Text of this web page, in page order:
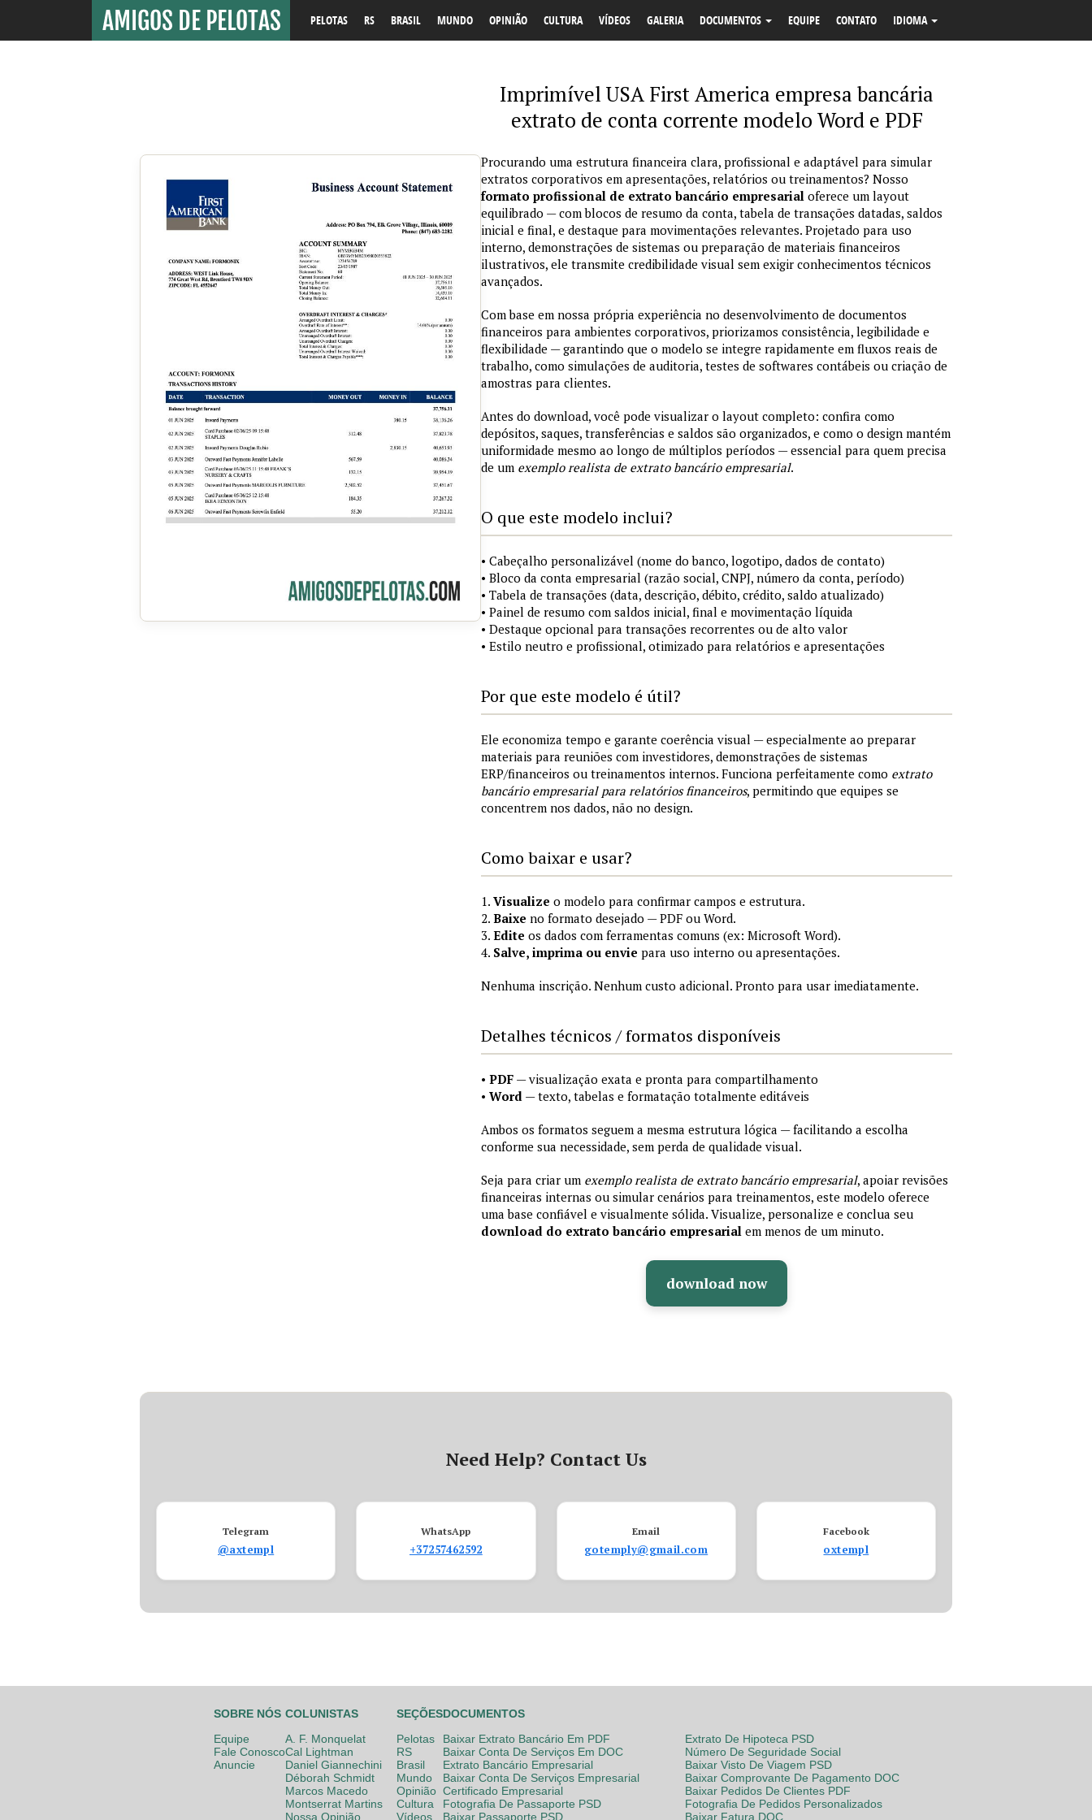
PELOTAS RS BRASIL MUNDO OPINIÃO CULTURA VÍDEOS GALERIA DOCUMENTOS EQUIPE CONTATO IDIOMA
Imprimível USA First America empresa bancária
extrato de conta corrente modelo Word e PDF
Procurando uma estrutura financeira clara, profissional e adaptável para simular
extratos corporativos em apresentações, relatórios ou treinamentos? Nosso
formato profissional de extrato bancário empresarial oferece um layout
equilibrado — com blocos de resumo da conta, tabela de transações datadas, saldos
inicial e final, e destaque para movimentações relevantes. Projetado para uso
interno, demonstrações de sistemas ou preparação de materiais financeiros
ilustrativos, ele transmite credibilidade visual sem exigir conhecimentos técnicos
avançados.
Com base em nossa própria experiência no desenvolvimento de documentos
financeiros para ambientes corporativos, priorizamos consistência, legibilidade e
flexibilidade — garantindo que o modelo se integre rapidamente em fluxos reais de
trabalho, como simulações de auditoria, testes de softwares contábeis ou criação de
amostras para clientes.
Antes do download, você pode visualizar o layout completo: confira como
depósitos, saques, transferências e saldos são organizados, e como o design mantém
uniformidade mesmo ao longo de múltiplos períodos — essencial para quem precisa
de um exemplo realista de extrato bancário empresarial.
O que este modelo inclui?
• Cabeçalho personalizável (nome do banco, logotipo, dados de contato)
• Bloco da conta empresarial (razão social, CNPJ, número da conta, período)
• Tabela de transações (data, descrição, débito, crédito, saldo atualizado)
• Painel de resumo com saldos inicial, final e movimentação líquida
• Destaque opcional para transações recorrentes ou de alto valor
• Estilo neutro e profissional, otimizado para relatórios e apresentações
Por que este modelo é útil?
Ele economiza tempo e garante coerência visual — especialmente ao preparar
materiais para reuniões com investidores, demonstrações de sistemas
ERP/financeiros ou treinamentos internos. Funciona perfeitamente como extrato
bancário empresarial para relatórios financeiros, permitindo que equipes se
concentrem nos dados, não no design.
Como baixar e usar?
1. Visualize o modelo para confirmar campos e estrutura.
2. Baixe no formato desejado — PDF ou Word.
3. Edite os dados com ferramentas comuns (ex: Microsoft Word).
4. Salve, imprima ou envie para uso interno ou apresentações.
Nenhuma inscrição. Nenhum custo adicional. Pronto para usar imediatamente.
Detalhes técnicos / formatos disponíveis
• PDF — visualização exata e pronta para compartilhamento
• Word — texto, tabelas e formatação totalmente editáveis
Ambos os formatos seguem a mesma estrutura lógica — facilitando a escolha
conforme sua necessidade, sem perda de qualidade visual.
Seja para criar um exemplo realista de extrato bancário empresarial, apoiar revisões
financeiras internas ou simular cenários para treinamentos, este modelo oferece
uma base confiável e visualmente sólida. Visualize, personalize e conclua seu
download do extrato bancário empresarial em menos de um minuto.
download now
Need Help? Contact Us
Telegram
@axtempl
WhatsApp
+37257462592
Email
gotemply@gmail.com
Facebook
oxtempl
SOBRE NÓS
Equipe
Fale Conosco
Anuncie
COLUNISTAS
A. F. Monquelat
Cal Lightman
Daniel Giannechini
Déborah Schmidt
Marcos Macedo
Montserrat Martins
Nossa Opinião
SEÇÕES
Pelotas
RS
Brasil
Mundo
Opinião
Cultura
Vídeos
DOCUMENTOS
Baixar Extrato Bancário Em PDF
Baixar Conta De Serviços Em DOC
Extrato Bancário Empresarial
Baixar Conta De Serviços Empresarial
Certificado Empresarial
Fotografia De Passaporte PSD
Baixar Passaporte PSD
Extrato De Hipoteca PSD
Número De Seguridade Social
Baixar Visto De Viagem PSD
Baixar Comprovante De Pagamento DOC
Baixar Pedidos De Clientes PDF
Fotografia De Pedidos Personalizados
Baixar Fatura DOC